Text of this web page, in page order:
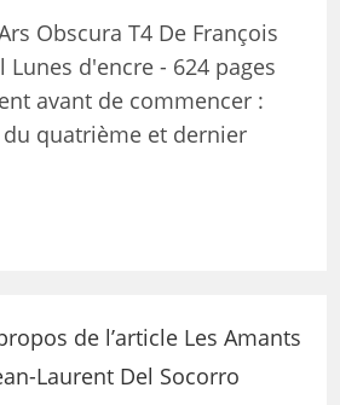
Obscura T4 De François
Lunes d'encre - 624 pages
avant de commencer :
quatrième et dernier